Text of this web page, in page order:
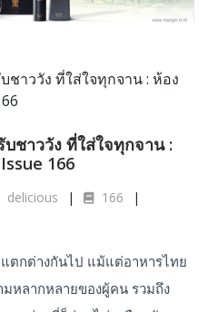
ชาววัง ที่ใส่ใจทุกจาน :
166
delicious
166
ตกต่างกันไป แม้แต่อาหารไทย
มหลากหลายของผู้คน รวมถึง